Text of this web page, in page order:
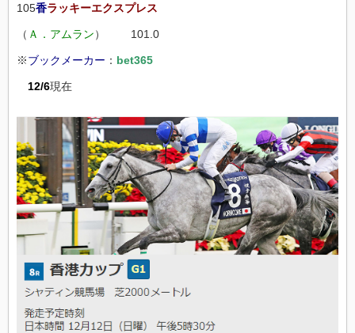
105香ラッキーエクスプレス
（ Ａ．アムラン） 101.0
※ブックメーカー ： bet365
12/6現在